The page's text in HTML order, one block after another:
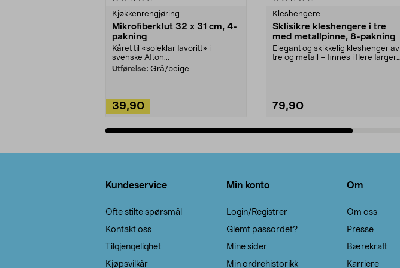
Kjøkkenrengjøring
Mikrofiberklut 32 x 31 cm, 4-
pakning
Kåret til «soleklar favoritt» i
svenske Afton...
Utførelse: Grå/beige
39,90
Kleshengere
Sklisikre kleshengere i tre
med metallpinne, 8-pakning
Elegant og skikkelig kleshenger av
tre og metall – finnes i flere farger.
79,90
Kundeservice
Ofte stilte spørsmål
Kontakt oss
Tilgjengelighet
Kjøpsvilkår
Min konto
Login/Registrer
Glemt passordet?
Mine sider
Min ordrehistorikk
Om
Om oss
Presse
Bærekraft
Karriere